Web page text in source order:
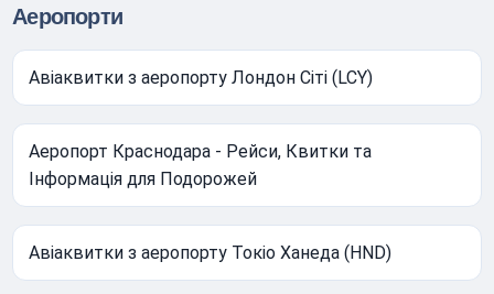
Аеропорти
Авіаквитки з аеропорту Лондон Сіті (LCY)
Аеропорт Краснодара - Рейси, Квитки та
Інформація для Подорожей
Авіаквитки з аеропорту Токіо Ханеда (HND)